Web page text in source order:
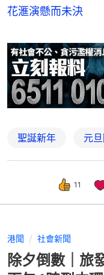
花滙演懸而未決
聖誕新年 元
11
港聞 社會新聞
除夕倒數｜